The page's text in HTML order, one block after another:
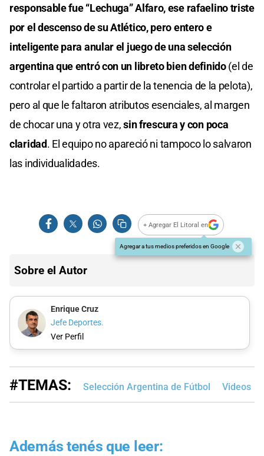
seconds
responsable fue “Lechuga” Alfaro, ese rafaelino triste
por el descenso de su Atlético, pero entero e
inteligente para anular el juego de una selección
argentina que entró con un libreto bien definido(el de
controlar el partido a partir de la tenencia de la pelota),
pero al que le faltaron atributos esenciales, al margen
de chocar una y otra vez,sin frescura y con poca
claridad. El equipo no apareció ni tampoco lo salvaron
las individualidades.
+ Agregar El Litoral en
Agregar a tus medios preferidos en Google
Sobre el Autor
Enrique Cruz
Jefe Deportes.
Ver Perfil
#TEMAS: Selección Argentina de Fútbol Videos
Además tenés que leer: